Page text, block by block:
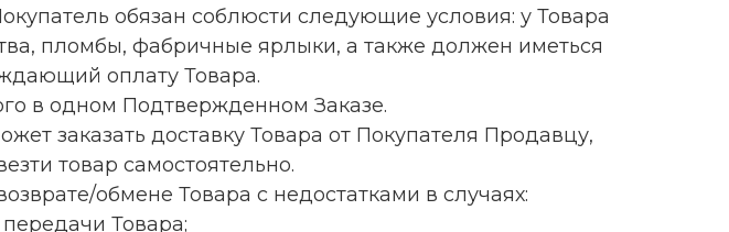
обязан соблюсти следующие условия: у Товара
пломбы, фабричные ярлыки, а также должен иметься
оплату Товара.
в одном Подтвержденном Заказе.
заказать доставку Товара от Покупателя Продавцу,
товар самостоятельно.
обмене Товара с недостатками в случаях:
Товара;